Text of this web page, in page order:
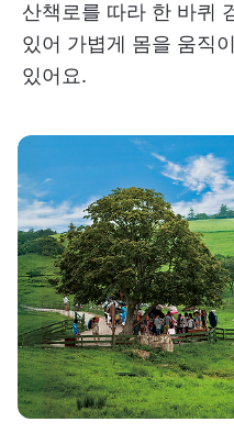
산책로를 따라 한 바퀴
있어 가볍게 몸을 움직
있어요.